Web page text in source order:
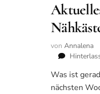
von Annalena
Was ist
nächsten